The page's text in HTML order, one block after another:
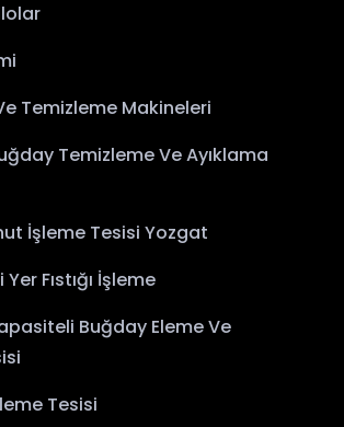
Temizleme Makineleri
Temizleme Ve Ayıklama
İşleme Tesisi Yozgat
Fıstığı İşleme
Buğday Eleme Ve
Tesisi